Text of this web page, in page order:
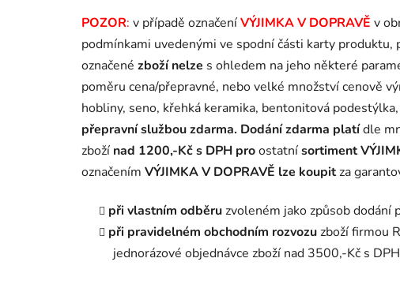
POZOR: v případě označeníVÝJIMKA V DOPRAVĚ v
podmínkami uvedenými ve spodní části karty produktu,
označené zboží nelze s ohledem na jeho některé
poměru cena/přepravné, nebo velké množství cenově
hobliny, seno, křehká keramika, bentonitová
přepravní službou zdarma. Dodání zdarma platídle
zboží nad 1200,-Kč s DPH proostatnísortiment
označením VÝJIMKA V DOPRAVĚ lze koupitza
při vlastním odběruzvoleném jako způsob dodání
při pravidelném obchodním rozvozuzboží firmou
jednorázové objednávce zboží nad 3500,-Kč s